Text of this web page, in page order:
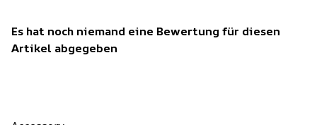
Es hat noch niemand eine Bewertung für diesen
Artikel abgegeben